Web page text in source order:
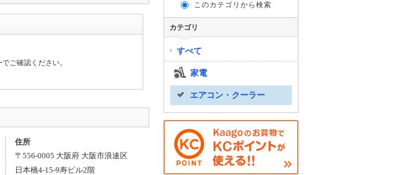
ご確認ください。
住所
〒 556-0005 大阪府 大阪市浪速区
日本橋4-15-9寿ビル2階
このカテゴリから検索
カテゴリ
すべて
家電
エアコン・クーラー